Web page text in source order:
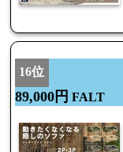
16位
89,000円 FALT